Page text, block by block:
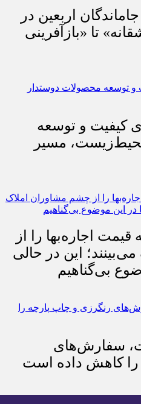
اربعین در
تا «بازآفرینی
کیفیت و توسعه
مسیر
اجاره‌بها را از
این در حالی
بی‌گناهیم
سفارش‌های
را کاهش داده است